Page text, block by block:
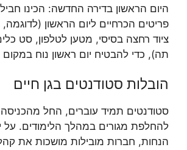
היום הראשון בדירה החדשה: הכינו
פריטים הכרחיים ליום הראשון
ציוד רחצה בסיסי, מטען לטלפון, סט
תה), כדי להבטיח יום ראשון נוח
הובלות סטודנטים בגן חיים
סטודנטים תמיד עוברים, החל מהכניסה
להחלפת מגורים במהלך הלימודים. על
הנחות, חברות מובילות מושכות את